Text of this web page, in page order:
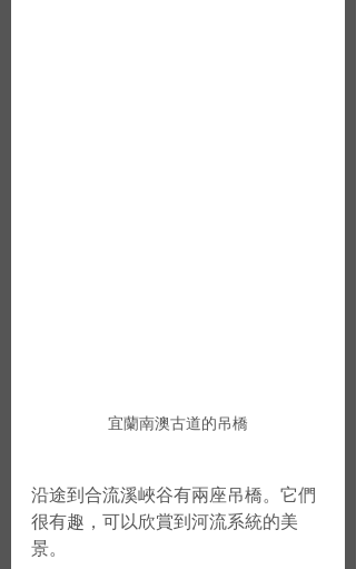
宜蘭南澳古道的吊橋
沿途到合流溪峽谷有兩座吊橋。它們
很有趣，可以欣賞到河流系統的美
景。